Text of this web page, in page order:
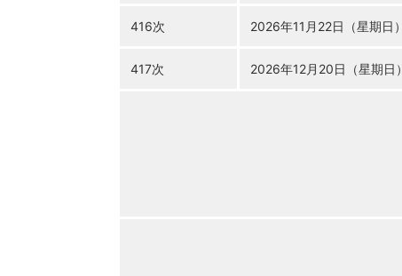
416次 2026年11月22日 （星期日）
417次 2026年12月20日 （星期日）